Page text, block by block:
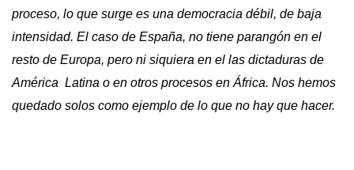
proceso, lo que surge es una democracia débil, de baja
intensidad. El caso de España, no tiene parangón en el
resto de Europa, pero ni siquiera en el las dictaduras de
América Latina o en otros procesos en África. Nos hemos
quedado solos como ejemplo de lo que no hay que hacer.